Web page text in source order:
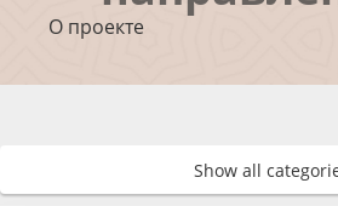
О проекте
Show all